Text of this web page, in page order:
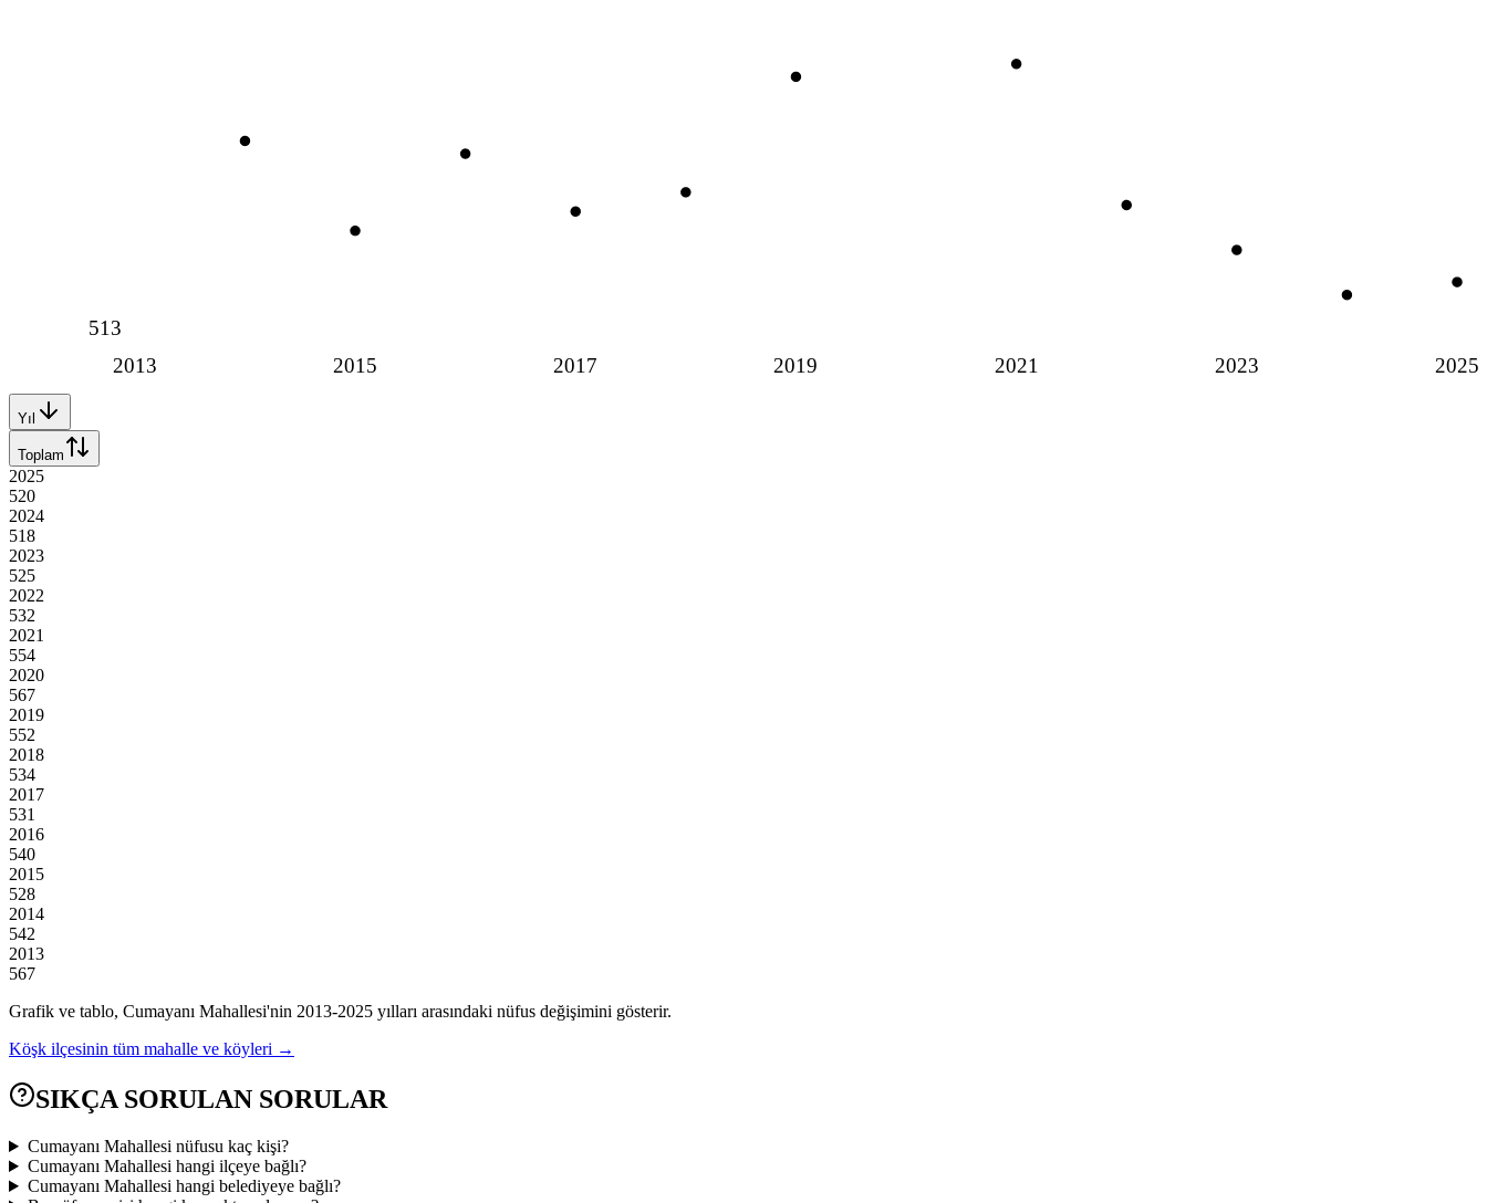
2013 2015 2017 2019 2021 2023 2025
513
Yıl
Toplam
2025
520
2024
518
2023
525
2022
532
2021
554
2020
567
2019
552
2018
534
2017
531
2016
540
2015
528
2014
542
2013
567
Grafik ve tablo, Cumayanı Mahallesi'nin 2013-2025 yılları arasındaki nüfus değişimini gösterir.
Köşk ilçesinin tüm mahalle ve köyleri →
SIKÇA SORULAN SORULAR
Cumayanı Mahallesi nüfusu kaç kişi?
Cumayanı Mahallesi hangi ilçeye bağlı?
Cumayanı Mahallesi hangi belediyeye bağlı?